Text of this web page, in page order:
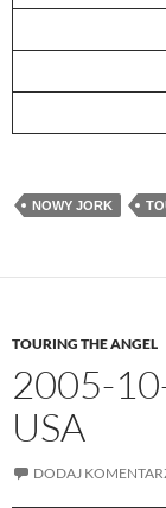
NOWY JORK
TOURING THE ANGEL
2005-
USA
DODAJ